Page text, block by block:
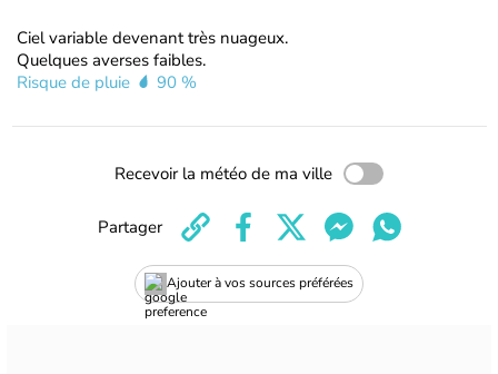
Ciel variable devenant très nuageux.
Quelques averses faibles.
Risque de pluie
90 %
Recevoir la météo de ma ville
Ajouter à vos sources préférées
Partager